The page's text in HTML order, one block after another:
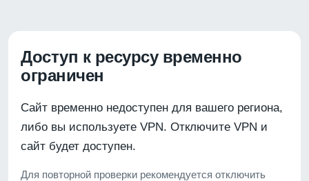
Доступ к ресурсу временно
ограничен
Сайт временно недоступен для вашего региона,
либо вы используете VPN. Отключите VPN и
сайт будет доступен.
Для повторной проверки рекомендуется отключить